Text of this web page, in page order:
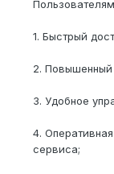
1. Быстрый
2. Повышенный
3. Удобное
4.
сервиса;